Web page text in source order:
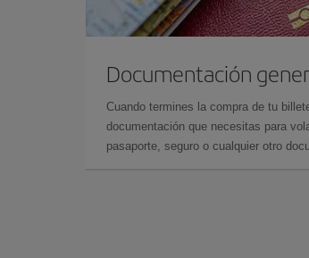
Documentación
Cuando termines la compra de tu
documentación que necesitas para
pasaporte, seguro o cualquier otro